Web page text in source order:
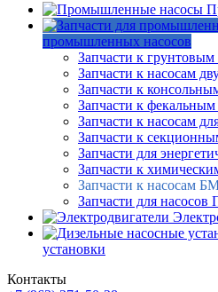
промышленных насосов
Запчасти к грунтовым
Запчасти к насосам
Запчасти к
Запчасти к фекальным
Запчасти к насосам
Запчасти к
Запчасти для
Запчасти к
Запчасти к насосам
Запчасти для насосов
установки
Контакты